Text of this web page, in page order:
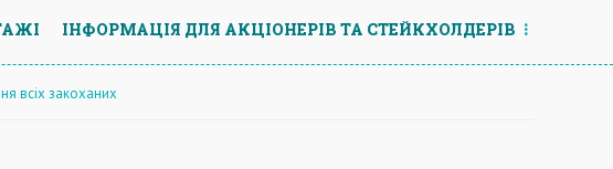
ІНФОРМАЦIЯ ДЛЯ АКЦIОНЕРIВ ТА СТЕЙКХОЛДЕРIВ
всіх закоханих